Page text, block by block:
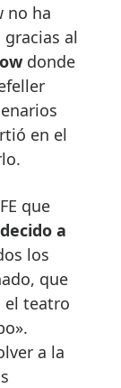
no ha
al
donde
en el
que
a
los
que
el teatro
a la